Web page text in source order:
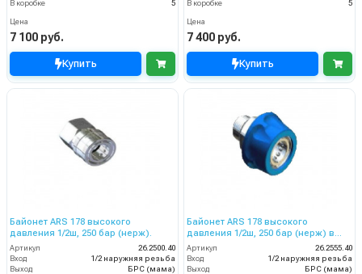
В коробке
5
Цена
7 100 руб.
Купить
В коробке
5
Цена
7 400 руб.
Купить
Байонет ARS 178 высокого
давления 1/2ш, 250 бар (нерж).
Артикул
26.2500.40
Вход
1/2 наружняя резьба
Выход
БРС (мама)
Байонет ARS 178 высокого
давления 1/2ш, 250 бар (нерж) в
синем пластике.
Артикул
26.2555.40
Вход
1/2 наружняя резьба
Выход
БРС (мама)